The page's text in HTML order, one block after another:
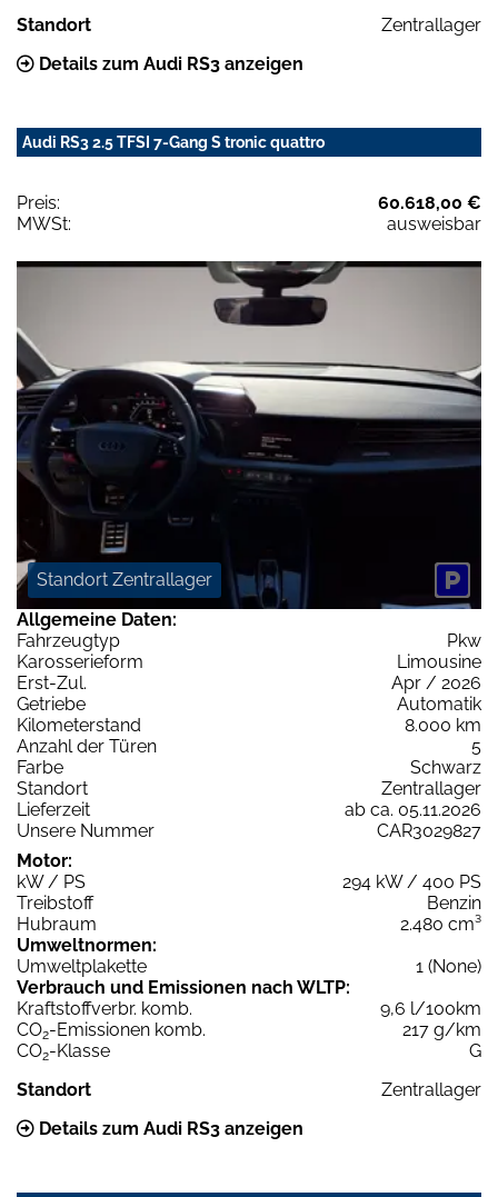
Standort
Zentrallager
Details zum Audi RS3 anzeigen
Audi RS3 2.5 TFSI 7-Gang S tronic quattro
Preis:
60.618,00 €
MWSt:
ausweisbar
Standort Zentrallager
Allgemeine Daten:
Fahrzeugtyp
Pkw
Karosserieform
Limousine
Erst-Zul.
Apr / 2026
Getriebe
Automatik
Kilometerstand
8.000 km
Anzahl der Türen
5
Farbe
Schwarz
Standort
Zentrallager
Lieferzeit
ab ca. 05.11.2026
Unsere Nummer
CAR3029827
Motor:
kW / PS
294 kW / 400 PS
Treibstoff
Benzin
Hubraum
2.480 cm³
Umweltnormen:
Umweltplakette
1 (None)
Verbrauch und Emissionen nach WLTP:
Kraftstoffverbr. komb.
9,6 l/100km
CO2-Emissionen komb.
217 g/km
CO2-Klasse
G
Standort
Zentrallager
Details zum Audi RS3 anzeigen